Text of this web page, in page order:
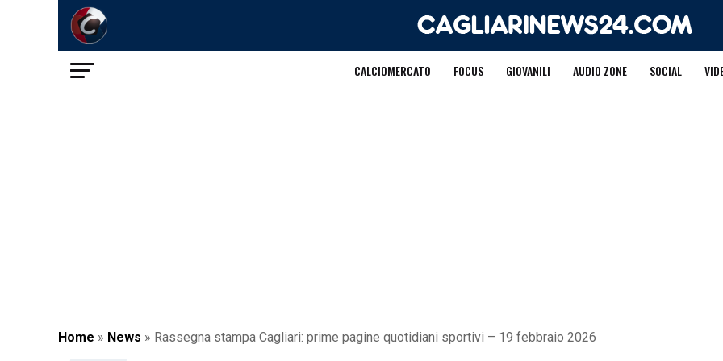
CALCIOMERCATO FOCUS GIOVANILI AUDIO ZONE SOCIAL
Home » News » Rassegna stampa Cagliari: prime pagine quotidiani sportivi – 19 febbraio 2026